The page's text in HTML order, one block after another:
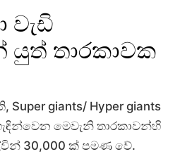
වැඩි
තාරකාවක
Super giants/ Hyper giants
මෙවැනි තාරකාවන්හි
30,000 ක් පමණ වේ.